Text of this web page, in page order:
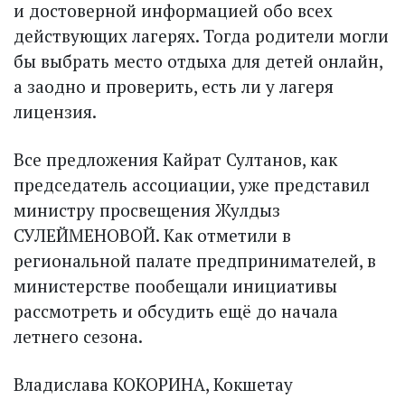
и достоверной информацией обо всех
действующих лагерях. Тогда родители могли
бы выбрать место отдыха для детей онлайн,
а заодно и проверить, есть ли у лагеря
лицензия.
Все предложения Кайрат Султанов, как
председатель ассоциации, уже представил
министру просвещения Жулдыз
СУЛЕЙМЕНОВОЙ. Как отметили в
региональной палате предпринимателей, в
министерстве пообещали инициативы
рассмотреть и обсудить ещё до начала
летнего сезона.
Владислава КОКОРИНА, Кокшетау